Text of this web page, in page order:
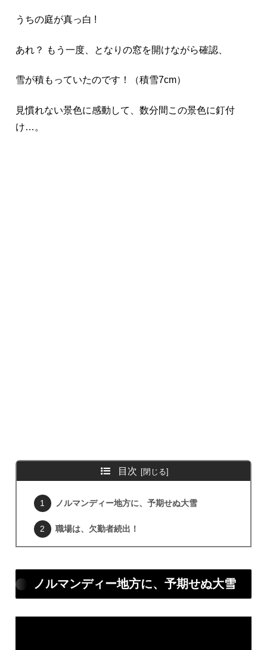
うちの庭が真っ白 !
あれ？ もう一度、となりの窓を開けながら確認、
雪が積もっていたのです！（積雪7cm）
見慣れない景色に感動して、数分間この景色に釘付
け…。
目次
ノルマンディー地方に、予期せぬ大雪
職場は、欠勤者続出！
ノルマンディー地方に、予期せぬ大雪